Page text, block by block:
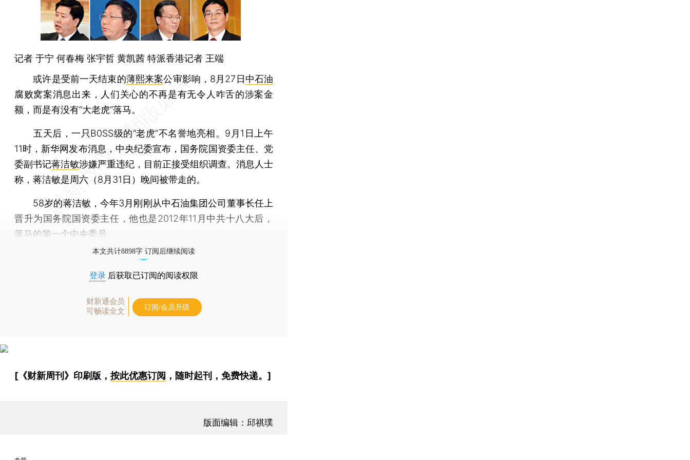
记者 于宁 何春梅 张宇哲 黄凯茜 特派香港记者 王端
或许是受前一天结束的薄熙来案公审影响，8月27日中石油
腐败窝案消息出来，人们关心的不再是有无令人咋舌的涉案金
额，而是有没有“大老虎”落马。
五天后，一只B0SS级的“老虎”不名誉地亮相。9月1日上午
11时，新华网发布消息，中央纪委宣布，国务院国资委主任、党
委副书记蒋洁敏涉嫌严重违纪，目前正接受组织调查。消息人士
称，蒋洁敏是周六（8月31日）晚间被带走的。
58岁的蒋洁敏，今年3月刚刚从中石油集团公司董事长任上
晋升为国务院国资委主任，他也是2012年11月中共十八大后，
落马的第一个中央委员。
本文共计8898字 订阅后继续阅读
登录 后获取已订阅的阅读权限
财新通会员
可畅读全文
订阅/会员升级
[《财新周刊》印刷版， 按此优惠订阅 ，随时起刊，免费快递。]
版面编辑：邱祺璞